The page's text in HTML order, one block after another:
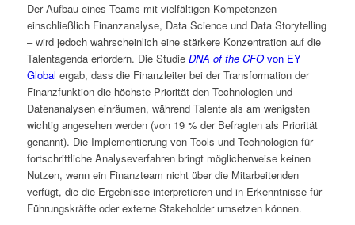
Der Aufbau eines Teams mit vielfältigen Kompetenzen –
einschließlich Finanzanalyse, Data Science und Data Storytelling
– wird jedoch wahrscheinlich eine stärkere Konzentration auf die
Talentagenda erfordern. Die Studie DNA of the CFOvon EY
Global ergab, dass die Finanzleiter bei der Transformation der
Finanzfunktion die höchste Priorität den Technologien und
Datenanalysen einräumen, während Talente als am wenigsten
wichtig angesehen werden (von 19 % der Befragten als Priorität
genannt). Die Implementierung von Tools und Technologien für
fortschrittliche Analyseverfahren bringt möglicherweise keinen
Nutzen, wenn ein Finanzteam nicht über die Mitarbeitenden
verfügt, die die Ergebnisse interpretieren und in Erkenntnisse für
Führungskräfte oder externe Stakeholder umsetzen können.